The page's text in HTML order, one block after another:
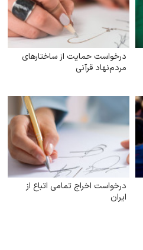
درخواست حمایت از ساختارهای
مردم‌نهاد قرآنی
درخواست اخراج تمامی اتباع از
ایران